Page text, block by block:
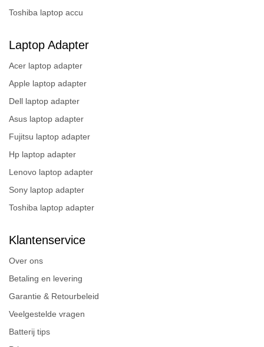
Toshiba laptop accu
Laptop Adapter
Acer laptop adapter
Apple laptop adapter
Dell laptop adapter
Asus laptop adapter
Fujitsu laptop adapter
Hp laptop adapter
Lenovo laptop adapter
Sony laptop adapter
Toshiba laptop adapter
Klantenservice
Over ons
Betaling en levering
Garantie & Retourbeleid
Veelgestelde vragen
Batterij tips